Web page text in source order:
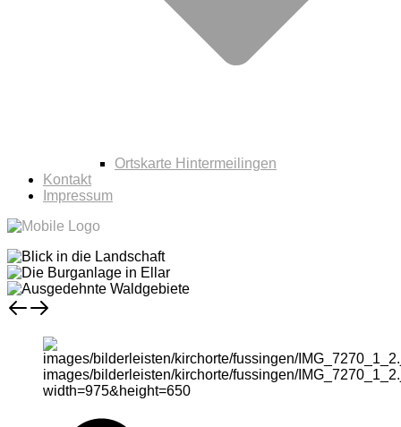
Ortskarte Hintermeilingen
Kontakt
Impressum